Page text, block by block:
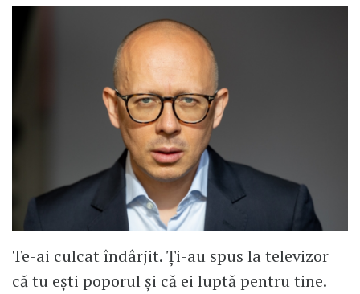
Te-ai culcat îndârjit. Ți-au spus la televizor
că tu ești poporul și că ei luptă pentru tine.